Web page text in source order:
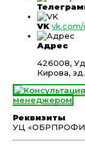
VK
Адрес
426008,
Кирова, зд.
менеджером
Реквизиты
УЦ